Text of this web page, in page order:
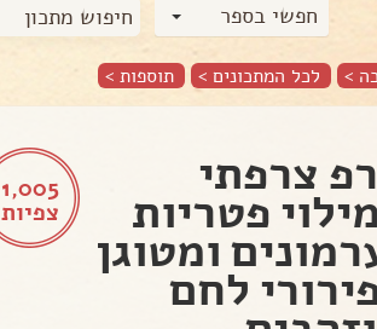
חפשי בספר
> לכל המתכונים > תוספות >
1,005
צפיות
צרפתי
פטריות
ומטוגן
לחם